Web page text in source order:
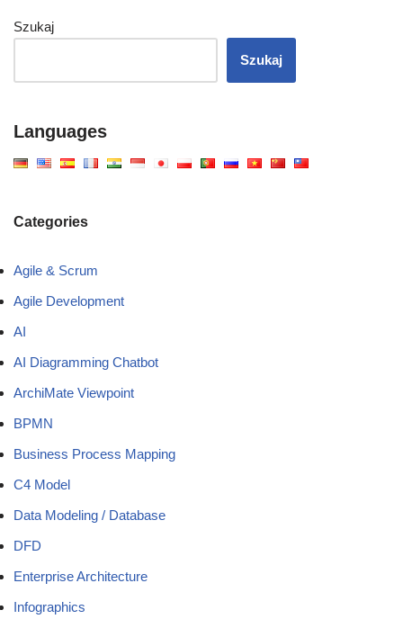
Szukaj
Szukaj
Languages
Categories
Agile & Scrum
Agile Development
AI
AI Diagramming Chatbot
ArchiMate Viewpoint
BPMN
Business Process Mapping
C4 Model
Data Modeling / Database
DFD
Enterprise Architecture
Infographics